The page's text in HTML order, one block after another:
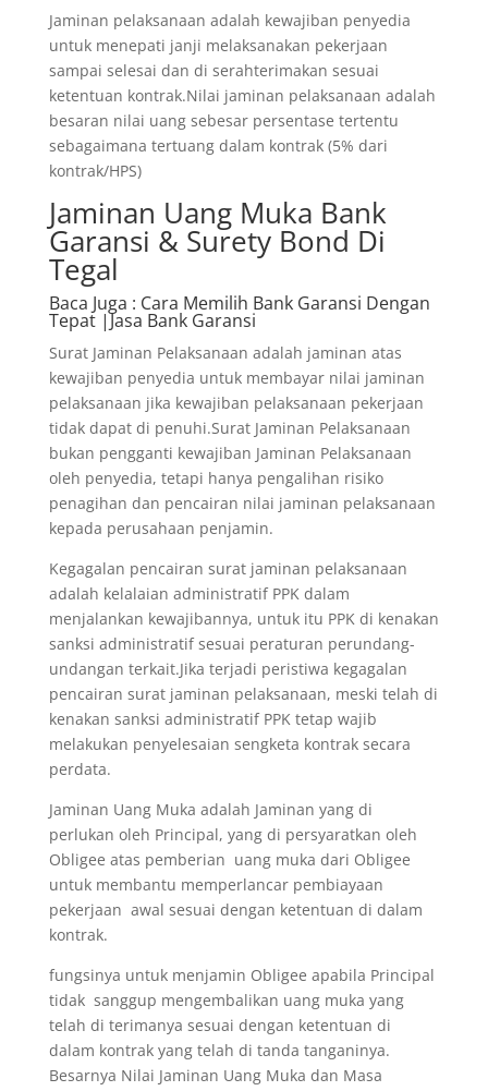
Jaminan pelaksanaan adalah kewajiban penyedia
untuk menepati janji melaksanakan pekerjaan
sampai selesai dan di serahterimakan sesuai
ketentuan kontrak.Nilai jaminan pelaksanaan adalah
besaran nilai uang sebesar persentase tertentu
sebagaimana tertuang dalam kontrak (5% dari
kontrak/HPS)
Jaminan Uang Muka Bank
Garansi & Surety Bond Di
Tegal
Baca Juga : Cara Memilih Bank Garansi Dengan
Tepat |Jasa Bank Garansi
Surat Jaminan Pelaksanaan adalah jaminan atas
kewajiban penyedia untuk membayar nilai jaminan
pelaksanaan jika kewajiban pelaksanaan pekerjaan
tidak dapat di penuhi.Surat Jaminan Pelaksanaan
bukan pengganti kewajiban Jaminan Pelaksanaan
oleh penyedia, tetapi hanya pengalihan risiko
penagihan dan pencairan nilai jaminan pelaksanaan
kepada perusahaan penjamin.
Kegagalan pencairan surat jaminan pelaksanaan
adalah kelalaian administratif PPK dalam
menjalankan kewajibannya, untuk itu PPK di kenakan
sanksi administratif sesuai peraturan perundang-
undangan terkait.Jika terjadi peristiwa kegagalan
pencairan surat jaminan pelaksanaan, meski telah di
kenakan sanksi administratif PPK tetap wajib
melakukan penyelesaian sengketa kontrak secara
perdata.
Jaminan Uang Muka adalah Jaminan yang di
perlukan oleh Principal, yang di persyaratkan oleh
Obligee atas pemberian uang muka dari Obligee
untuk membantu memperlancar pembiayaan
pekerjaan awal sesuai dengan ketentuan di dalam
kontrak.
fungsinya untuk menjamin Obligee apabila Principal
tidak sanggup mengembalikan uang muka yang
telah di terimanya sesuai dengan ketentuan di
dalam kontrak yang telah di tanda tanganinya.
Besarnya Nilai Jaminan Uang Muka dan Masa